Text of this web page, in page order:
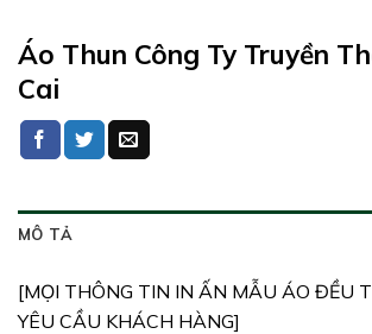
Áo Thun Công Ty Truyền
Cai
MÔ TẢ
[MỌI THÔNG TIN IN ẤN MẪU ÁO ĐỀU
YÊU CẦU KHÁCH HÀNG]